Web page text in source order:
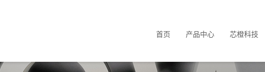
首页 产品中心 芯橙科技